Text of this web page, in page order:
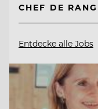
CHEF DE RANG
Entdecke alle Jobs